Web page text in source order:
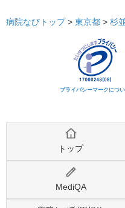
病院なびトップ> 東京都 > 杉
プライバシーマークにつ
トップ
MediQA